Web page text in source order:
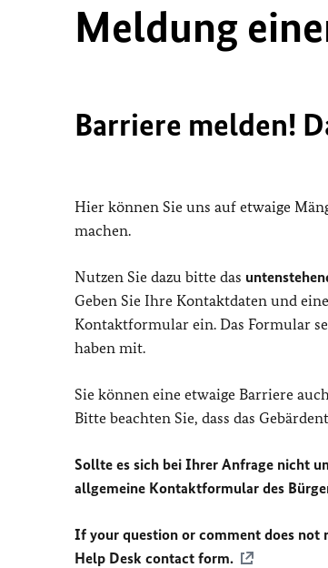
Meldung
Barriere melden!
Hier können Sie uns auf etwaige
machen.
Nutzen Sie dazu bitte das
Geben Sie Ihre Kontaktdaten und
Kontaktformular ein. Das Formular
haben mit.
Sie können eine etwaige Barriere
Bitte beachten Sie, dass das
Sollte es sich bei Ihrer Anfrage nicht
allgemeine Kontaktformular des
If your question or comment does not
Help Desk contact form.